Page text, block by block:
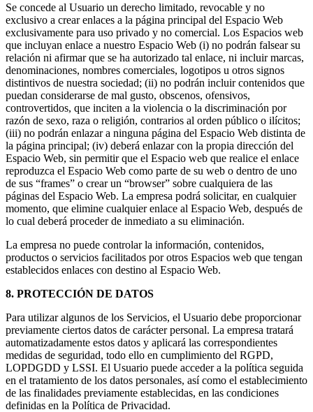
Se concede al Usuario un derecho limitado, revocable y no
exclusivo a crear enlaces a la página principal del Espacio Web
exclusivamente para uso privado y no comercial. Los Espacios web
que incluyan enlace a nuestro Espacio Web (i) no podrán falsear su
relación ni afirmar que se ha autorizado tal enlace, ni incluir marcas,
denominaciones, nombres comerciales, logotipos u otros signos
distintivos de nuestra sociedad; (ii) no podrán incluir contenidos que
puedan considerarse de mal gusto, obscenos, ofensivos,
controvertidos, que inciten a la violencia o la discriminación por
razón de sexo, raza o religión, contrarios al orden público o ilícitos;
(iii) no podrán enlazar a ninguna página del Espacio Web distinta de
la página principal; (iv) deberá enlazar con la propia dirección del
Espacio Web, sin permitir que el Espacio web que realice el enlace
reproduzca el Espacio Web como parte de su web o dentro de uno
de sus “frames” o crear un “browser” sobre cualquiera de las
páginas del Espacio Web. La empresa podrá solicitar, en cualquier
momento, que elimine cualquier enlace al Espacio Web, después de
lo cual deberá proceder de inmediato a su eliminación.
La empresa no puede controlar la información, contenidos,
productos o servicios facilitados por otros Espacios web que tengan
establecidos enlaces con destino al Espacio Web.
8. PROTECCIÓN DE DATOS
Para utilizar algunos de los Servicios, el Usuario debe proporcionar
previamente ciertos datos de carácter personal. La empresa tratará
automatizadamente estos datos y aplicará las correspondientes
medidas de seguridad, todo ello en cumplimiento del RGPD,
LOPDGDD y LSSI. El Usuario puede acceder a la política seguida
en el tratamiento de los datos personales, así como el establecimiento
de las finalidades previamente establecidas, en las condiciones
definidas en la Política de Privacidad.